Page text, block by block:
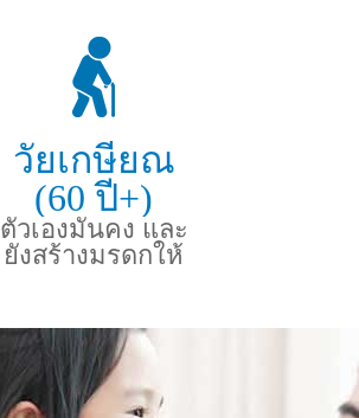
วัยเกษียณ
(60 ปี+)
ตัวเองมั่นคง และ
ยังสร้างมรดกให้